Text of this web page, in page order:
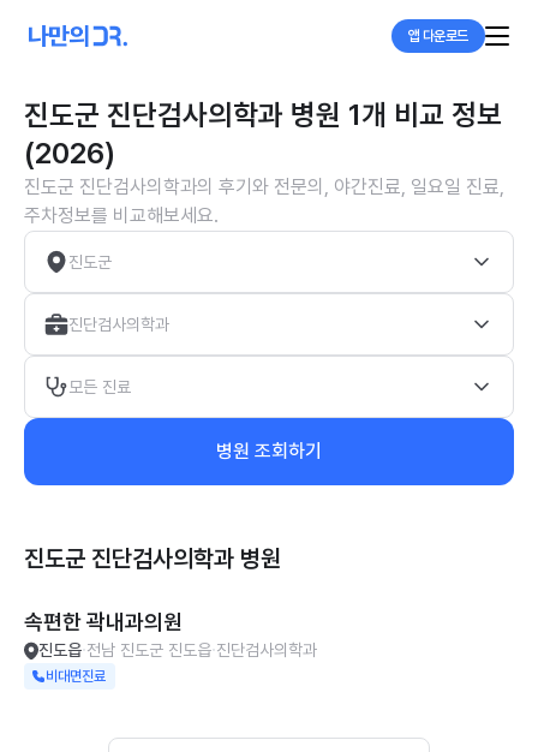
앱 다운로드
진도군 진단검사의학과 병원 1개 비교 정보
(2026)
진도군 진단검사의학과의 후기와 전문의, 야간진료, 일요일 진료,
주차정보를 비교해보세요.
진도군
진단검사의학과
모든 진료
병원 조회하기
진도군 진단검사의학과 병원
속편한 곽내과의원
진도읍 전남 진도군 진도읍 진단검사의학과
비대면진료